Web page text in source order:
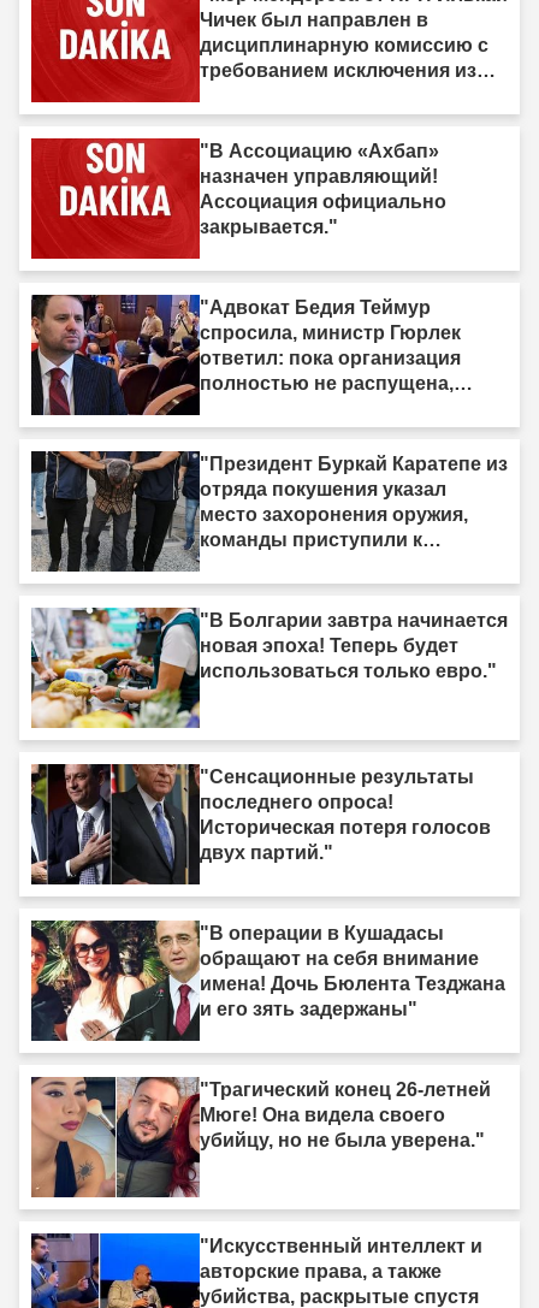
Чичек был направлен в
дисциплинарную комиссию с
требованием исключения из
"В Ассоциацию «Ахбап»
назначен управляющий!
Ассоциация официально
закрывается."
"Адвокат Бедия Теймур
спросила, министр Гюрлек
ответил: пока организация
полностью не распущена,
"Президент Буркай Каратепе из
отряда покушения указал
место захоронения оружия,
команды приступили к
"В Болгарии завтра начинается
новая эпоха! Теперь будет
использоваться только евро."
"Сенсационные результаты
последнего опроса!
Историческая потеря голосов
двух партий."
"В операции в Кушадасы
обращают на себя внимание
имена! Дочь Бюлента Тезджана
и его зять задержаны"
"Трагический конец 26-летней
Мюге! Она видела своего
убийцу, но не была уверена."
"Искусственный интеллект и
авторские права, а также
убийства, раскрытые спустя